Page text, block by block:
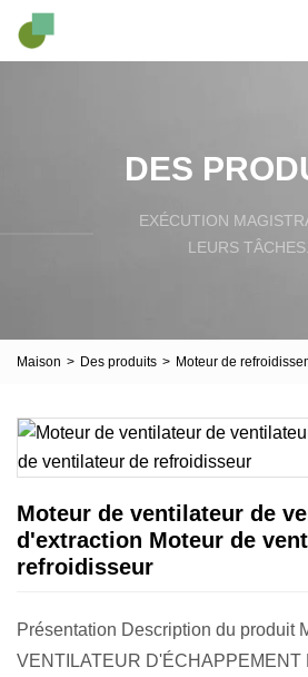
DES
EXÉCUTION
LEURS TÂCHES.
Maison > Des produits > Moteur de
Moteur de ventilateur de
d'extraction Moteur de
refroidisseur
Présentation Description du produit
VENTILATEUR D'ÉCHAPPEMENT